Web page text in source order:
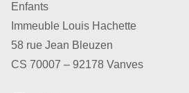
Enfants
Immeuble Louis Hachette
58 rue Jean Bleuzen
CS 70007 – 92178 Vanves